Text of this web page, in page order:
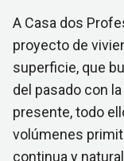
A Casa dos
proyecto de
superficie, que
del pasado con
presente, todo
volúmenes
continua y